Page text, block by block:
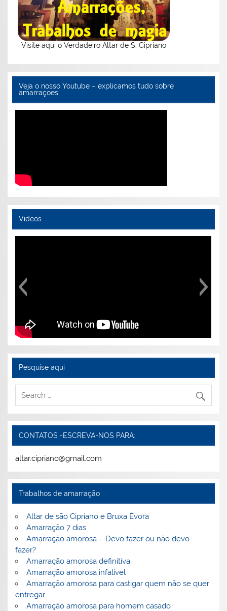
Visite aqui o Verdadeiro Altar de S. Cipriano
Veja o nosso Youtube – explicamos tudo sobre
amarraçoes
Videos
Pesquise aqui
CONTATOS -ESCREVA-NOS PARA:
altar.cipriano@gmail.com
Trabalhos de amarração
Altar de são Cipriano e Bruxa Évora
Amarração 7 dias
Amarração amorosa – Devo fazer ou não devo
fazer?
Amarração amorosa definitiva
Amarração amorosa infalível
Amarração amorosa para castigar quem não se quer
entregar
Amarração amorosa para homem casado